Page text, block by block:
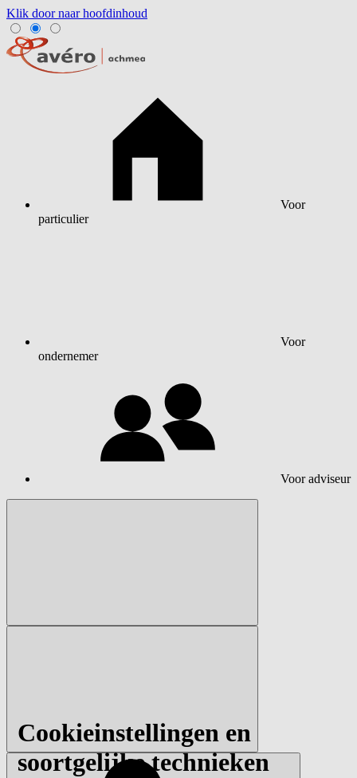
Klik door naar hoofdinhoud
Voor
particulier
Voor
ondernemer
Voor adviseur
Cookieinstellingen en
soortgelijke technieken